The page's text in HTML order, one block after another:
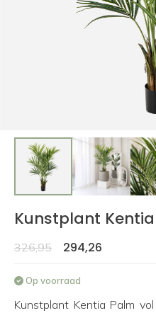
Kunstplant
326,95 294,26
Op voorraad
Kunstplant Kentia Palm